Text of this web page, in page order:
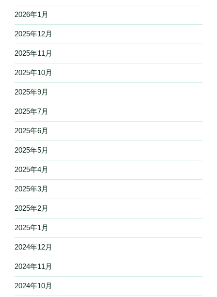
2026年1月
2025年12月
2025年11月
2025年10月
2025年9月
2025年7月
2025年6月
2025年5月
2025年4月
2025年3月
2025年2月
2025年1月
2024年12月
2024年11月
2024年10月